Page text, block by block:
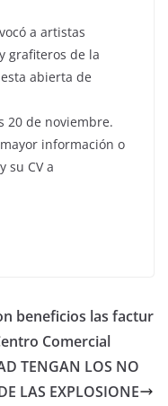
a artistas
grafiteros de la
abierta de
20 de noviembre.
información o
su CV a
beneficios las factur
Comercial
TENGAN LOS NO
LAS EXPLOSIONE